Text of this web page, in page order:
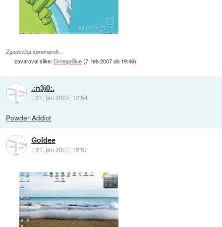
Zgodovina sprememb…
zavaroval slike:OmegaBlue(7. feb 2007 ob 19:46)
.:n3j0:.
::21. jan 2007, 12:54
Powder Addict
Goldee
::21. jan 2007, 12:57